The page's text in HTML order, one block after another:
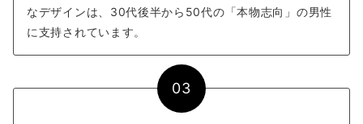
なデザインは、30代後半から50代の「本物志向」の男性
に支持されています。
03